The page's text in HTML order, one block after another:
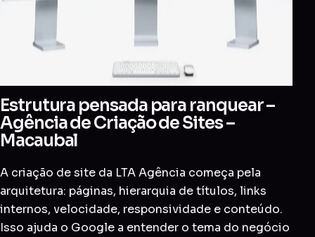
Estrutura pensada para ranquear –
Agência de Criação de Sites –
Macaubal
A criação de site da LTA Agência começa pela
arquitetura: páginas, hierarquia de títulos, links
internos, velocidade, responsividade e conteúdo.
Isso ajuda o Google a entender o tema do negócio